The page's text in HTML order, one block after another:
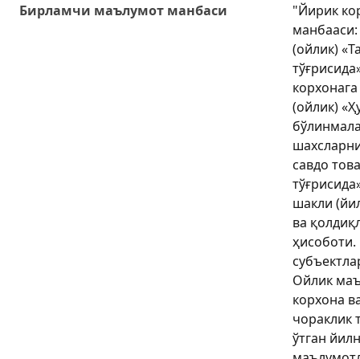
Бирламчи маълумот манбаси
"Йирик
(ойлик)
(ойлик)
савдо
шакли
ва
Ойлик
корхона
чораклик
ўтган